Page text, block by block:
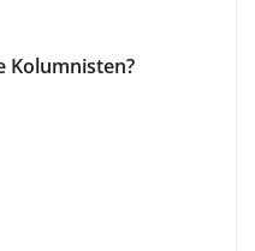
Kolumnisten?